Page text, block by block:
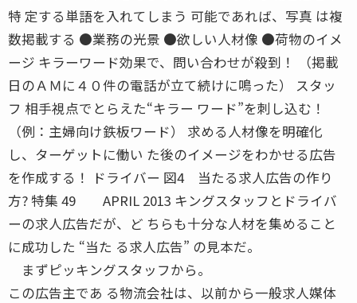
特 定する単語を入れてしまう 可能であれば、写真 は複
数掲載する ●業務の光景 ●欲しい人材像 ●荷物のイメ
ージ キラーワード効果で、問い合わせが殺到！ （掲載
日のＡＭに４０件の電話が立て続けに鳴った） スタッ
フ 相手視点でとらえた“キラー ワード”を刺し込む！
（例：主婦向け鉄板ワード） 求める人材像を明確化
し、ターゲットに働い た後のイメージをわかせる広告
を作成する！ ドライバー 図4 当たる求人広告の作り
方? 特集 49 APRIL 2013 キングスタッフとドライバ
ーの求人広告だが、ど ちらも十分な人材を集めること
に成功した “当た る求人広告” の見本だ。
まずピッキングスタッフから。
この広告主であ る物流会社は、以前から一般求人媒体